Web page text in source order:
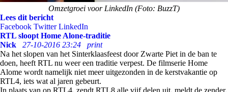
Omzetgroei voor LinkedIn (Foto: BuzzT)
Lees dit bericht
Facebook Twitter LinkedIn
RTL sloopt Home Alone-traditie
Nick
27-10-2016 23:24
print
Na het slopen van het Sinterklaasfeest door Zwarte Piet in de ban te
doen, heeft RTL nu weer een traditie verpest. De filmserie Home
Alome wordt namelijk niet meer uitgezonden in de kerstvakantie op
RTL4, iets wat al jaren gebeurt.
In plaats van op RTL4, zendt RTL8 alle vijf delen uit, meldt de zender.